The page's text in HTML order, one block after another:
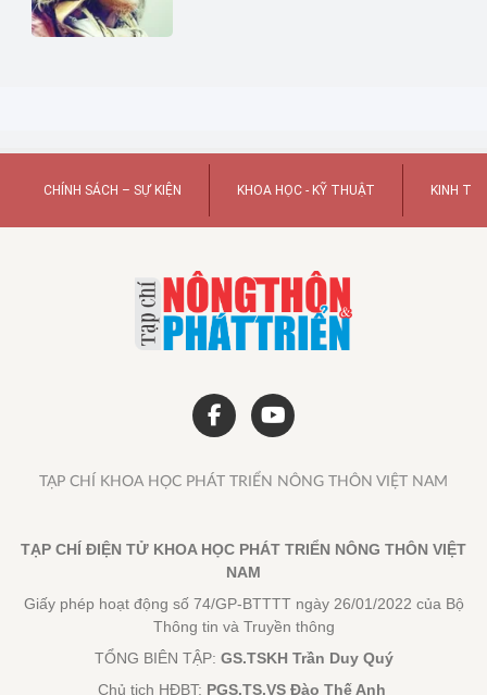
CHÍNH SÁCH – SỰ KIỆN KHOA HỌC - KỸ THUẬT KINH TẾ
TẠP CHÍ KHOA HỌC PHÁT TRIỂN NÔNG THÔN VIỆT NAM
TẠP CHÍ ĐIỆN TỬ KHOA HỌC PHÁT TRIỂN NÔNG THÔN VIỆT
NAM
Giấy phép hoạt động số 74/GP-BTTTT ngày 26/01/2022 của Bộ
Thông tin và Truyền thông
TỔNG BIÊN TẬP: GS.TSKH Trần Duy Quý
Chủ tịch HĐBT: PGS.TS.VS Đào Thế Anh